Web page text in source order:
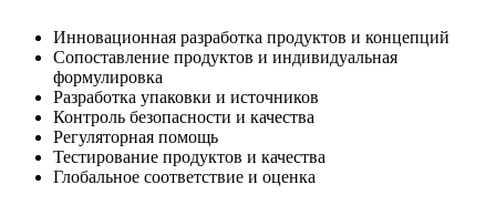
Инновационная разработка продуктов и концепций
Сопоставление продуктов и индивидуальная
формулировка
Разработка упаковки и источников
Контроль безопасности и качества
Регуляторная помощь
Тестирование продуктов и качества
Глобальное соответствие и оценка